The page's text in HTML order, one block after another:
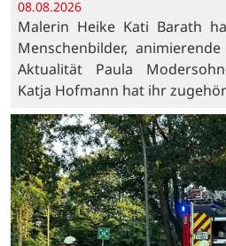
08.08.2026
Malerin Heike Kati Barath
Menschenbilder,
Aktualität Paula
Katja Hofmann hat ihr